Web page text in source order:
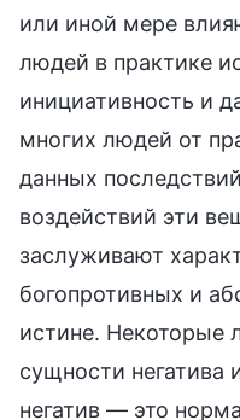
или иной мере
людей в практике
инициативность и
многих людей от
данных
воздействий эти
заслуживают
богопротивных и
истине. Некоторые
сущности негатива
негатив — это